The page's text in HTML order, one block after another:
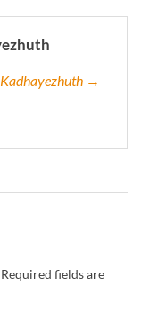
→
Required fields are